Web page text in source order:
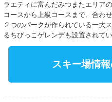
ラエティに富んだみつまたエリア
コースから上級コースまで、合わ
２つのパークが作られている一大
るちびっこゲレンデも設置されて
きるスキー場です。 和食から洋
います。宅配サービスや、スキー
沢温泉街からシャトルバスも運行
スキー場情